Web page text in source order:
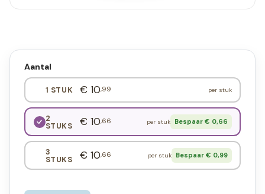
Aantal
1 STUK € 10,99 per stuk
2
STUKS € 10,66 per stuk Bespaar € 0,66
3
STUKS € 10,66 per stuk Bespaar € 0,99